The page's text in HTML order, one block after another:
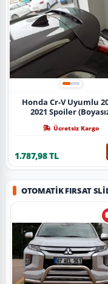
Honda Cr-V Uyumlu
2021 Spoiler
Ücretsiz Kargo
1.787,98 TL
OTOMATIK FIRSAT